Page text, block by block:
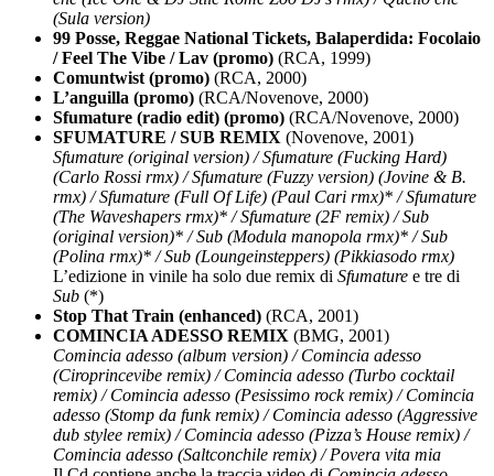
(Sula version)
99 Posse, Reggae National Tickets, Balaperdida: Focolaio
/ Feel The Vibe / Lav (promo) (RCA, 1999)
Comuntwist (promo) (RCA, 2000)
L’anguilla (promo) (RCA/Novenove, 2000)
Sfumature (radio edit) (promo) (RCA/Novenove, 2000)
SFUMATURE / SUB REMIX (Novenove, 2001)
Sfumature (original version) / Sfumature (Fucking Hard)
(Carlo Rossi rmx) / Sfumature (Fuzzy version) (Jovine & B.
rmx) / Sfumature (Full Of Life) (Paul Cari rmx)* / Sfumature
(The Waveshapers rmx)* / Sfumature (2F remix) / Sub
(original version)* / Sub (Modula manopola rmx)* / Sub
(Polina rmx)* / Sub (Loungeinsteppers) (Pikkiasodo rmx)
L’edizione in vinile ha solo due remix di Sfumature e tre di
Sub (*)
Stop That Train (enhanced) (RCA, 2001)
COMINCIA ADESSO REMIX (BMG, 2001)
Comincia adesso (album version) / Comincia adesso
(Ciroprincevibe remix) / Comincia adesso (Turbo cocktail
remix) / Comincia adesso (Pesissimo rock remix) / Comincia
adesso (Stomp da funk remix) / Comincia adesso (Aggressive
dub stylee remix) / Comincia adesso (Pizza’s House remix) /
Comincia adesso (Saltconchile remix) / Povera vita mia